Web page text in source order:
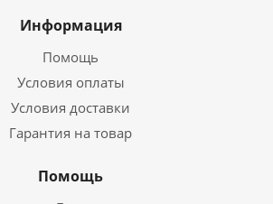
Информация
Помощь
Условия оплаты
Условия доставки
Гарантия на товар
Помощь